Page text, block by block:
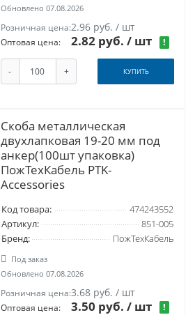
Обновлено 07.08.2026
Розничная цена:2.96 руб. / шт
Оптовая цена: 2.82 руб./ шт !
- + КУПИТЬ
Скоба металлическая
двухлапковая 19-20 мм под
анкер(100шт упаковка)
ПожТехКабель PTK-
Accessories
Код товара:
474243552
Артикул:
851-005
Бренд:
ПожТехКабель
Под заказ
Обновлено 07.08.2026
Розничная цена:3.68 руб. / шт
Оптовая цена: 3.50 руб./ шт !